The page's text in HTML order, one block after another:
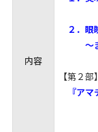
内容
管
２．
～まぶ
形
【第２部
『ア
（